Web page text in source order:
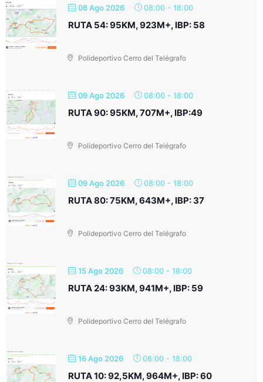
08 Ago 2026 08:00 - 18:00
RUTA 54: 95KM, 923M+, IBP: 58
Polideportivo Cerro del Telégrafo
09 Ago 2026 08:00 - 18:00
RUTA 90: 95KM, 707M+, IBP:49
Polideportivo Cerro del Telégrafo
09 Ago 2026 08:00 - 18:00
RUTA 80: 75KM, 643M+, IBP: 37
Polideportivo Cerro del Telégrafo
15 Ago 2026 08:00 - 18:00
RUTA 24: 93KM, 941M+, IBP: 59
Polideportivo Cerro del Telégrafo
16 Ago 2026 08:00 - 18:00
RUTA 10: 92,5KM, 964M+, IBP: 60